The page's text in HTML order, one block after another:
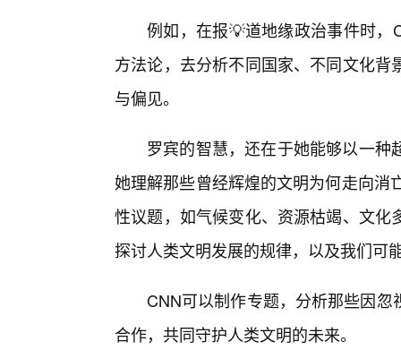
例如，在报💡道地缘政治事件时
方法论，去分析不同国家、不同文化
与偏见。
罗宾的智慧，还在于她能够以一
她理解那些曾经辉煌的文明为何走向消
性议题，如气候变化、资源枯竭、文
探讨人类文明发展的规律，以及我们可
CNN可以制作专题，分析那些因
合作，共同守护人类文明的未来。